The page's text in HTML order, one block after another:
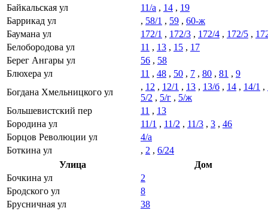
Байкальская ул
11/а , 14 , 19
Баррикад ул
, 58/1 , 59 , 60-ж
Баумана ул
172/1 , 172/3 , 172/4 , 172/5 ,
Белобородова ул
11 , 13 , 15 , 17
Берег Ангары ул
56 , 58
Блюхера ул
11 , 48 , 50 , 7 , 80 , 81 , 9
Богдана Хмельницкого ул
, 12 , 12/1 , 13 , 13/б , 14 , 14/1 ,
5/2 , 5/г , 5/ж
Большевистский пер
11 , 13
Бородина ул
11/1 , 11/2 , 11/3 , 3 , 46
Борцов Революции ул
4/а
Боткина ул
, 2 , 6/24
Улица
Дом
Бочкина ул
2
Бродского ул
8
Брусничная ул
38